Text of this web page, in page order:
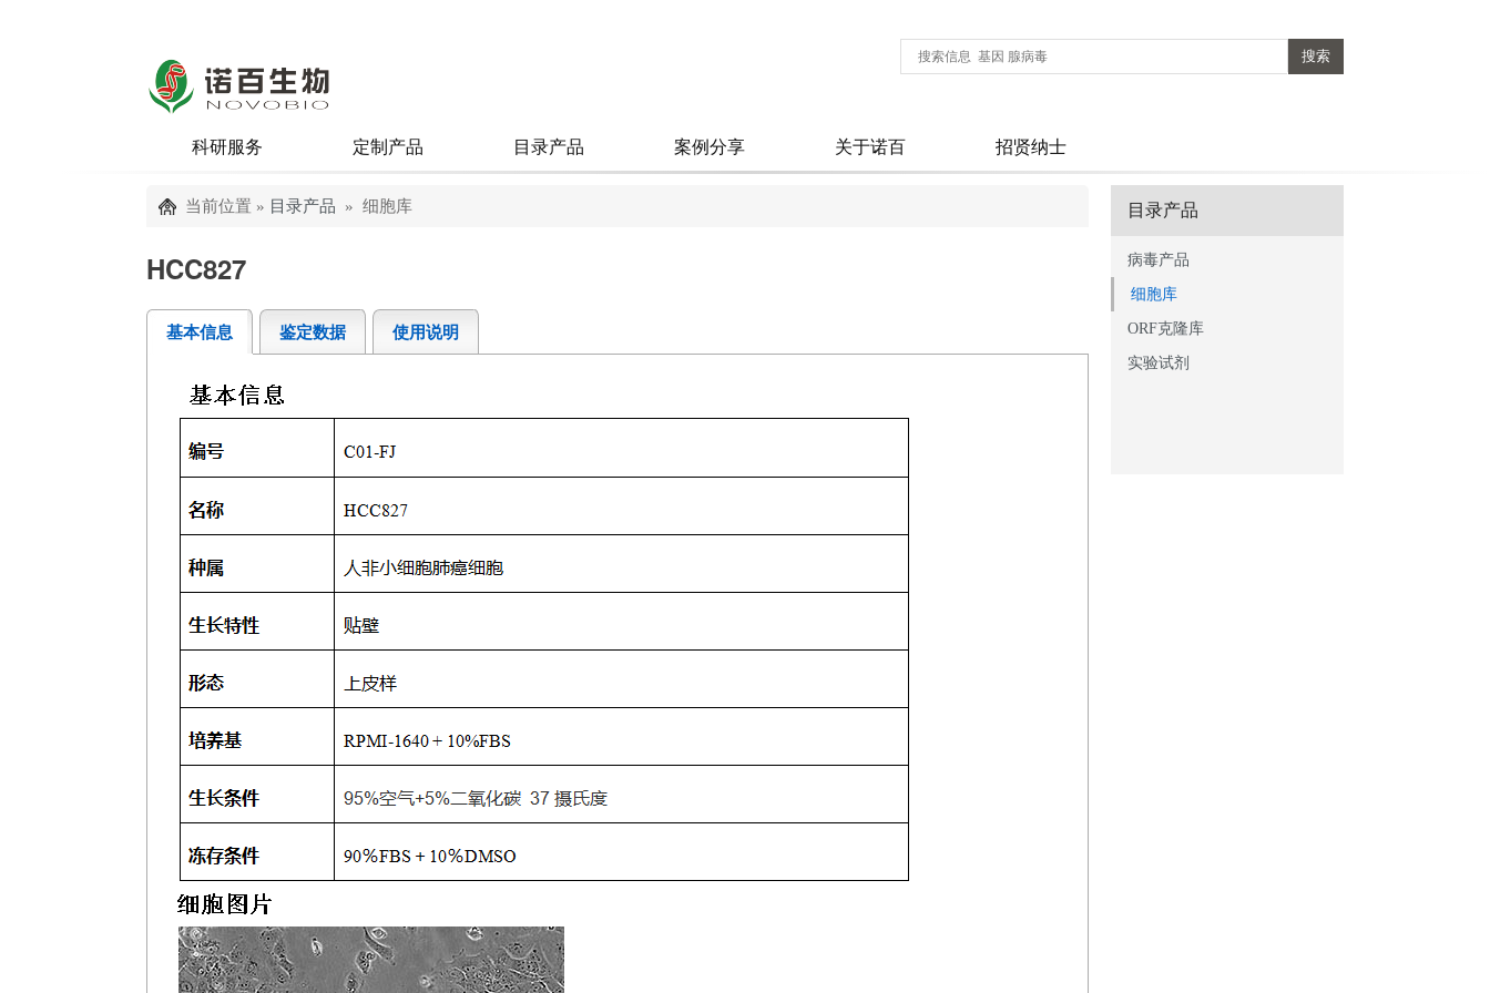
科研服务 定制产品 目录产品 案例分享 关于诺百 招贤纳士
目录产品
病毒产品
细胞库
ORF克隆库
实验试剂
当前位置 » 目录产品 » 细胞库
HCC827
基本信息 鉴定数据 使用说明